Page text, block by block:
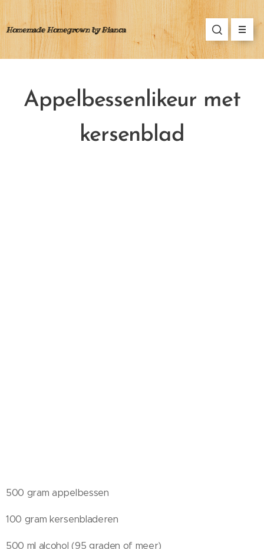
Homemade Homegrown by Bianca
Appelbessenlikeur met
kersenblad
500 gram appelbessen
100 gram kersenbladeren
500 ml alcohol (95 graden of meer)